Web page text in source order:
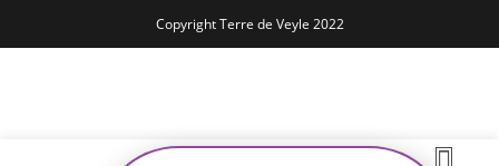
Copyright Terre de Veyle 2022